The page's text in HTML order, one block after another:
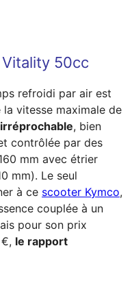
50cc
refroidi par air est
vitesse maximale de
, bien
contrôlée par des
mm avec étrier
mm). Le seul
à ce scooter Kymco,
couplée à un
pour son prix
le rapport